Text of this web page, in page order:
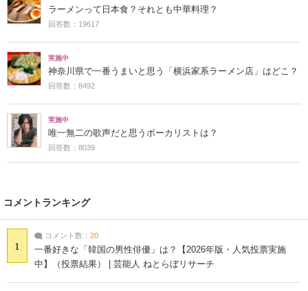
ラーメンって日本食？それとも中華料理？
回答数：19617
実施中
神奈川県で一番うまいと思う「横浜家系ラーメン店」はどこ？
回答数：8492
実施中
唯一無二の歌声だと思うボーカリストは？
回答数：8039
コメントランキング
1
コメント数： 20
一番好きな「韓国の男性俳優」は？【2026年版・人気投票実施
中】（投票結果） | 芸能人 ねとらぼリサーチ